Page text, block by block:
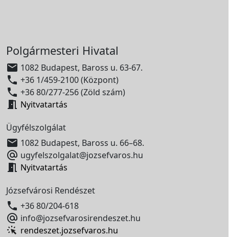
Polgármesteri Hivatal
 1082 Budapest, Baross u. 63-67.
 +36 1/459-2100 (Központ)
 +36 80/277-256 (Zöld szám)
 Nyitvatartás
Ügyfélszolgálat
 1082 Budapest, Baross u. 66–68.
 ugyfelszolgalat@jozsefvaros.hu
 Nyitvatartás
Józsefvárosi Rendészet
 +36 80/204-618
 info@jozsefvarosirendeszet.hu
rendeszet.jozsefvaros.hu